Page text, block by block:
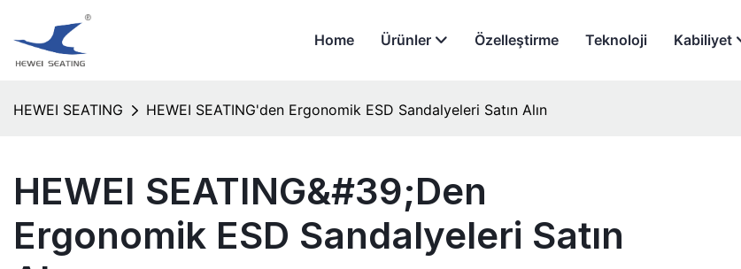
Home Ürünler Özelleştirme Teknoloji Kabiliyet
HEWEI SEATING HEWEI SEATING'den Ergonomik ESD Sandalyeleri Satın Alın
HEWEI SEATING&#39;den
Ergonomik ESD Sandalyeleri Satın